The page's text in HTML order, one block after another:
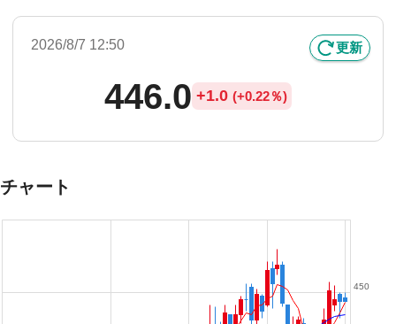
2026/8/7 12:50 更新
446.0 +1.0 (+0.22％)
チャート
450